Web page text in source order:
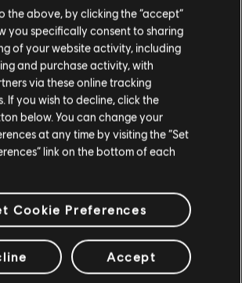
aquí la BETA
cámara!
toda la información
empezar a utilizar la
BETA del mando-cámara:
the above, by clicking the “accept”
you specifically consent to sharing
of your website activity, including
and purchase activity, with
via these online tracking
If you wish to decline, click the
below. You can change your
at any time by visiting the “Set
link on the bottom of each
Cookie Preferences
Accept